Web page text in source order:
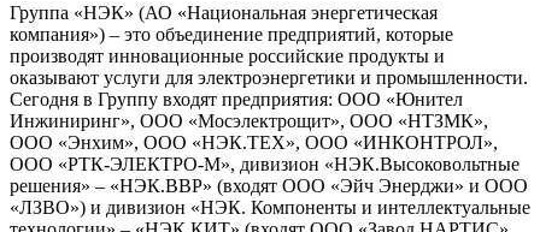
Группа «НЭК» (АО «Национальная энергетическая
компания») – это объединение предприятий, которые
производят инновационные российские продукты и
оказывают услуги для электроэнергетики и промышленности.
Сегодня в Группу входят предприятия: ООО «Юнител
Инжиниринг», ООО «Мосэлектрощит», ООО «НТЗМК»,
ООО «Энхим», ООО «НЭК.ТЕХ», ООО «ИНКОНТРОЛ»,
ООО «РТК-ЭЛЕКТРО-М», дивизион «НЭК.Высоковольтные
решения» – «НЭК.ВВР» (входят ООО «Эйч Энерджи» и ООО
«ЛЗВО») и дивизион «НЭК. Компоненты и интеллектуальные